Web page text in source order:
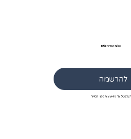
עלות הסיור 85€
להרשמה
עד 48 שעות לפני הסיור